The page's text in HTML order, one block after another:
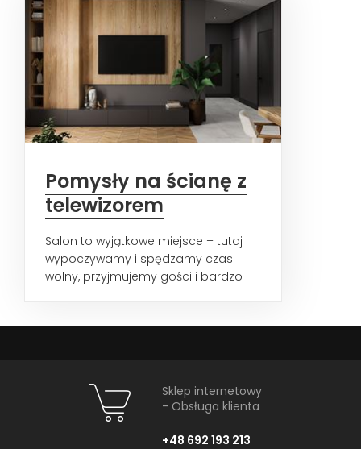
Pomysły na ścianę z
telewizorem
Salon to wyjątkowe miejsce – tutaj
wypoczywamy i spędzamy czas
wolny, przyjmujemy gości i bardzo
Sklep internetowy
- Obsługa klienta
+48 692 193 213